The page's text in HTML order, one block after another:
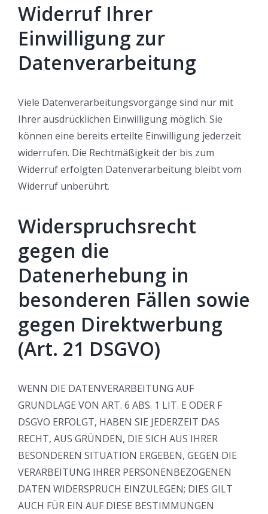
Widerruf Ihrer
Einwilligung zur
Datenverarbeitung
Viele Datenverarbeitungsvorgänge sind nur mit
Ihrer ausdrücklichen Einwilligung möglich. Sie
können eine bereits erteilte Einwilligung jederzeit
widerrufen. Die Rechtmäßigkeit der bis zum
Widerruf erfolgten Datenverarbeitung bleibt vom
Widerruf unberührt.
Widerspruchsrecht
gegen die
Datenerhebung in
besonderen Fällen sowie
gegen Direktwerbung
(Art. 21 DSGVO)
WENN DIE DATENVERARBEITUNG AUF
GRUNDLAGE VON ART. 6 ABS. 1 LIT. E ODER F
DSGVO ERFOLGT, HABEN SIE JEDERZEIT DAS
RECHT, AUS GRÜNDEN, DIE SICH AUS IHRER
BESONDEREN SITUATION ERGEBEN, GEGEN DIE
VERARBEITUNG IHRER PERSONENBEZOGENEN
DATEN WIDERSPRUCH EINZULEGEN; DIES GILT
AUCH FÜR EIN AUF DIESE BESTIMMUNGEN